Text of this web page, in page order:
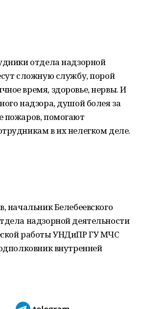
отдела надзорной
сложную службу, порой
время, здоровье, нервы. И
надзора, душой болея за
пожаров, помогают
в их нелегком деле.
начальник Белебеевского
надзорной деятельности
работы УНДиПР ГУ МЧС
внутренней